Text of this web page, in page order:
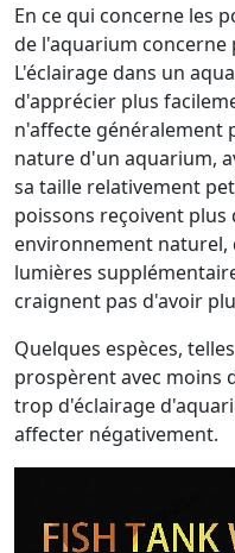
En ce qui concerne les
de l'aquarium concerne
L'éclairage dans un
d'apprécier plus
n'affecte généralement
nature d'un aquarium,
sa taille relativement
poissons reçoivent plus
environnement naturel,
lumières
craignent pas d'avoir
Quelques espèces,
prospèrent avec moins
trop d'éclairage
affecter négativement.